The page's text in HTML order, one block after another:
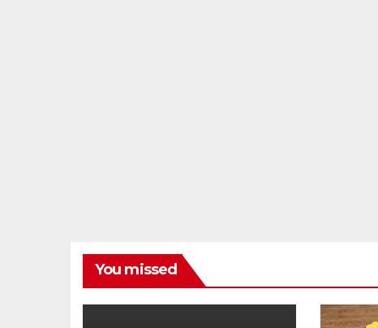
You missed